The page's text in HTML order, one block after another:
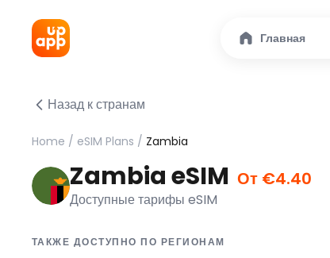
Главная
Назад к странам
Home / eSIM Plans / Zambia
Zambia eSIM От €4.40
Доступные тарифы eSIM
ТАКЖЕ ДОСТУПНО ПО РЕГИОНАМ